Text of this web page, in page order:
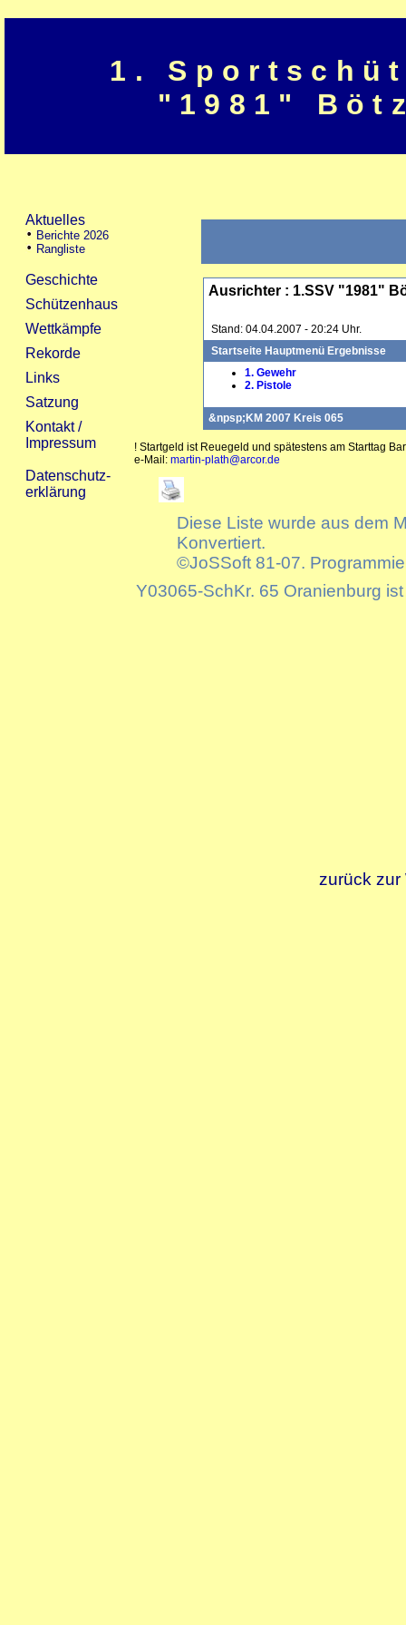
1.
"1981"
zurück zur